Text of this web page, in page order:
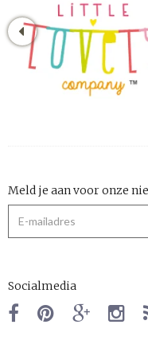
Meld je aan voor onze
Socialmedia